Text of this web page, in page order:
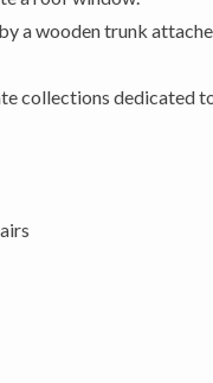
a wooden trunk
collections dedicated